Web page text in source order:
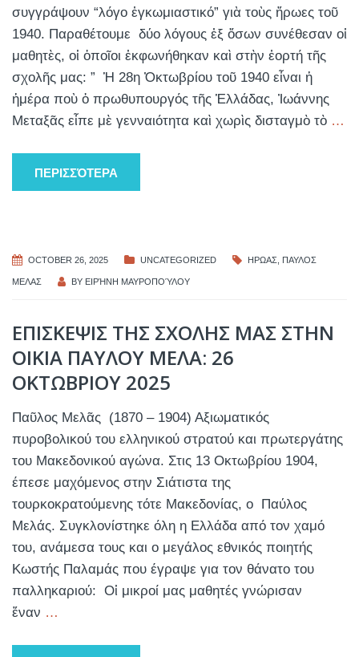
συγγράψουν “λόγο ἐγκωμιαστικό” γιὰ τοὺς ἥρωες τοῦ
1940. Παραθέτουμε δύο λόγους ἐξ ὅσων συνέθεσαν οἱ
μαθητὲς, οἱ ὁποῖοι ἐκφωνήθηκαν καὶ στὴν ἑορτή τῆς
σχολῆς μας: ” Ἡ 28η Ὀκτωβρίου τοῦ 1940 εἶναι ἡ
ἡμέρα ποὺ ὁ πρωθυπουργός τῆς Ἑλλάδας, Ἰωάννης
Μεταξᾶς εἶπε μὲ γενναιότητα καὶ χωρὶς δισταγμὸ τὸ …
ΠΕΡΙΣΣΌΤΕΡΑ
OCTOBER 26, 2025 UNCATEGORIZED ΗΡΩΑΣ ΠΑΥΛΟΣ
ΜΕΛΑΣ BY ΕΙΡΉΝΗ ΜΑΥΡΟΠΟΎΛΟΥ
ΕΠΙΣΚΕΨΙΣ ΤΗΣ ΣΧΟΛΗΣ ΜΑΣ ΣΤΗΝ
ΟΙΚΙΑ ΠΑΥΛΟΥ ΜΕΛΑ: 26
ΟΚΤΩΒΡΙΟΥ 2025
Παῦλος Μελᾶς (1870 – 1904) Αξιωματικός
πυροβολικού του ελληνικού στρατού και πρωτεργάτης
του Μακεδονικού αγώνα. Στις 13 Οκτωβρίου 1904,
έπεσε μαχόμενος στην Σιάτιστα της
τουρκοκρατούμενης τότε Μακεδονίας, ο Παύλος
Μελάς. Συγκλονίστηκε όλη η Ελλάδα από τον χαμό
του, ανάμεσα τους και ο μεγάλος εθνικός ποιητής
Κωστής Παλαμάς που έγραψε για τον θάνατο του
παλληκαριού: Οἱ μικροί μας μαθητές γνώρισαν
ἕναν …